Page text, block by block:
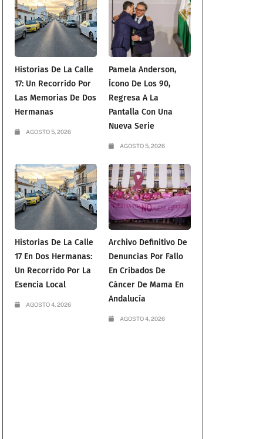
Historias De La Calle
17: Un Recorrido Por
Las Memorias De Dos
Hermanas
AGOSTO 5, 2026
Pamela Anderson,
Ícono De Los 90,
Regresa A La
Pantalla Con Una
Nueva Serie
AGOSTO 5, 2026
Historias De La Calle
17 En Dos Hermanas:
Un Recorrido Por La
Esencia Local
AGOSTO 4, 2026
Archivo Definitivo De
Denuncias Por Fallo
En Cribados De
Cáncer De Mama En
Andalucía
AGOSTO 4, 2026